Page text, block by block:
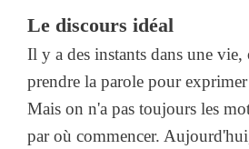
Le discours idéal
Il y a des instants dans une
prendre la parole pour
Mais on n'a pas toujours les
par où commencer.